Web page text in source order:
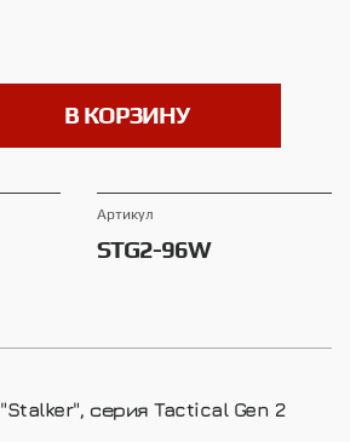
В КОРЗИНУ
Артикул
STG2-96W
серия Tactical Gen 2